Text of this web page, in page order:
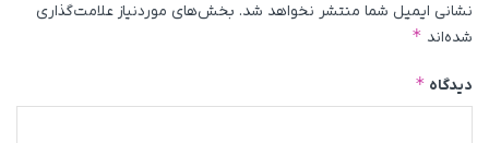
نشانی ایمیل شما منتشر نخواهد شد. بخش‌های موردنیاز علامت‌گذاری
شده‌اند *
دیدگاه *